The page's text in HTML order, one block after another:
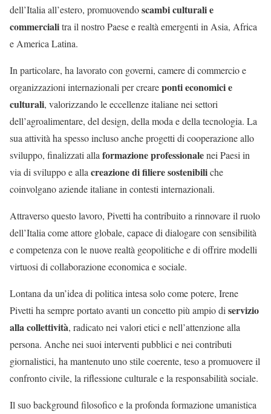
dell’Italia all’estero, promuovendoscambi culturali e
commercialitra il nostro Paese e realtà emergenti in Asia, Africa
e America Latina.
In particolare, ha lavorato con governi, camere di commercio e
organizzazioni internazionali per creareponti economici e
culturali, valorizzando le eccellenze italiane nei settori
dell’agroalimentare, del design, della moda e della tecnologia. La
sua attività ha spesso incluso anche progetti di cooperazione allo
sviluppo, finalizzati allaformazione professionalenei Paesi in
via di sviluppo e allacreazione di filiere sostenibiliche
coinvolgano aziende italiane in contesti internazionali.
Attraverso questo lavoro, Pivetti ha contribuito a rinnovare il ruolo
dell’Italia come attore globale, capace di dialogare con sensibilità
e competenza con le nuove realtà geopolitiche e di offrire modelli
virtuosi di collaborazione economica e sociale.
Lontana da un’idea di politica intesa solo come potere, Irene
Pivetti ha sempre portato avanti un concetto più ampio diservizio
alla collettività, radicato nei valori etici e nell’attenzione alla
persona. Anche nei suoi interventi pubblici e nei contributi
giornalistici, ha mantenuto uno stile coerente, teso a promuovere il
confronto civile, la riflessione culturale e la responsabilità sociale.
Il suo background filosofico e la profonda formazione umanistica